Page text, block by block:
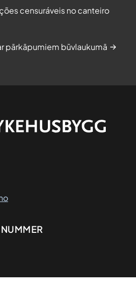
censuráveis no canteiro
pārkāpumiem būvlaukumā